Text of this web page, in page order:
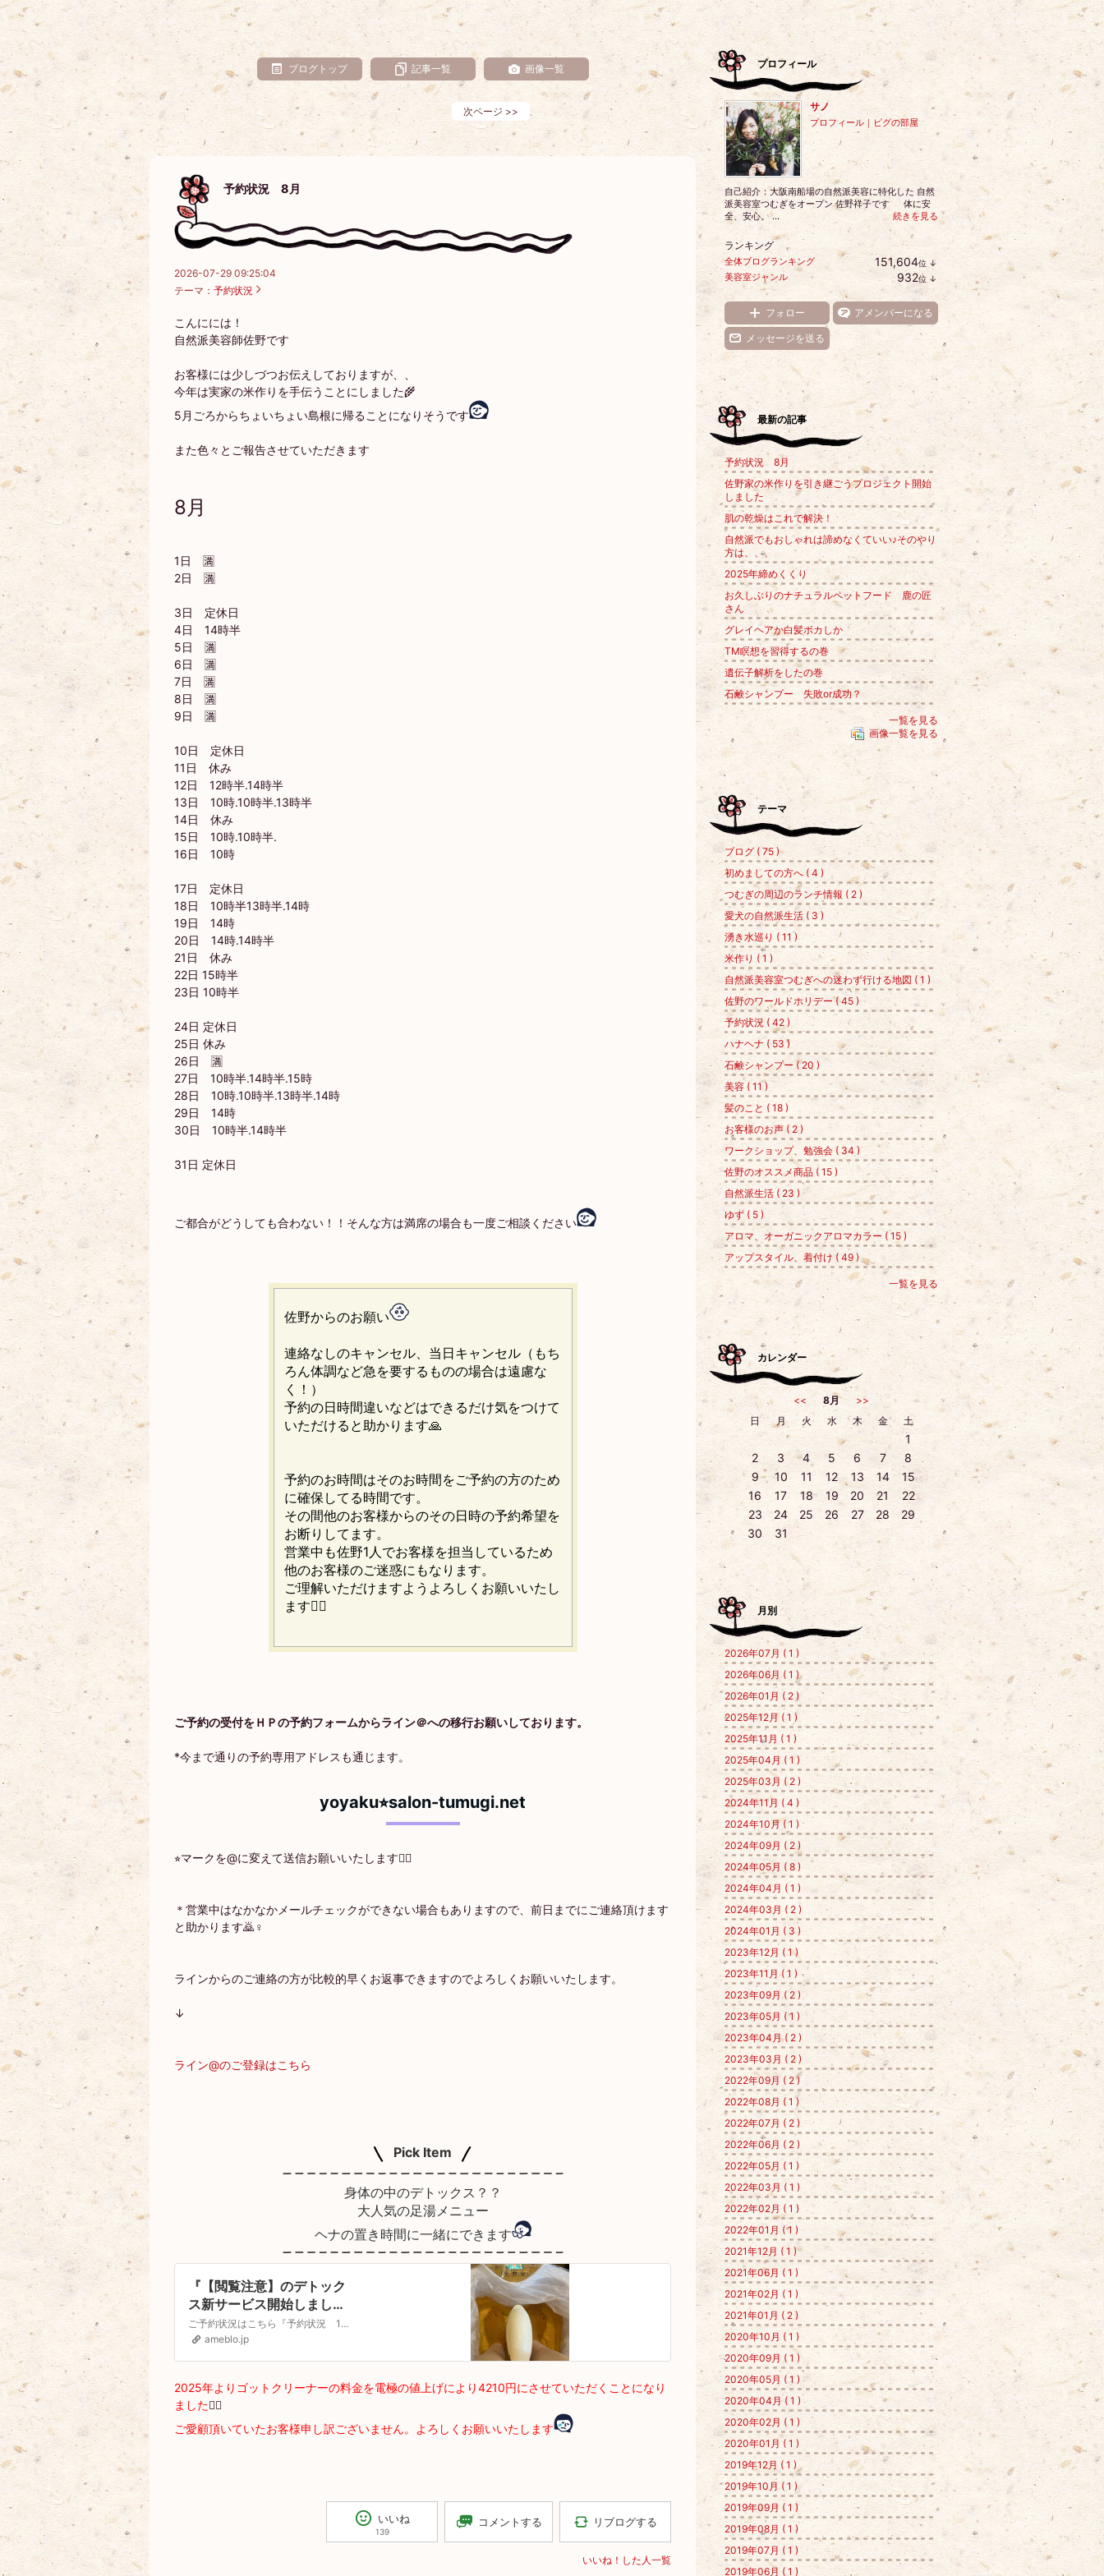
ブログトップ 記事一覧 画像一覧
次ページ >>
予約状況 8月
2026-07-29 09:25:04
テーマ： 予約状況
こんにには！
自然派美容師佐野です
お客様には少しづつお伝えしておりますが、、
今年は実家の米作りを手伝うことにしました🌾
5月ごろからちょいちょい島根に帰ることになりそうです
また色々とご報告させていただきます
8月
1日 🈵
2日 🈵
3日 定休日
4日 14時半
5日 🈵
6日 🈵
7日 🈵
8日 🈵
9日 🈵
10日 定休日
11日 休み
12日 12時半.14時半
13日 10時.10時半.13時半
14日 休み
15日 10時.10時半.
16日 10時
17日 定休日
18日 10時半13時半.14時
19日 14時
20日 14時.14時半
21日 休み
22日 15時半
23日 10時半
24日 定休日
25日 休み
26日 🈵
27日 10時半.14時半.15時
28日 10時.10時半.13時半.14時
29日 14時
30日 10時半.14時半
31日 定休日
ご都合がどうしても合わない！！そんな方は満席の場合も一度ご相談ください
佐野からのお願い
連絡なしのキャンセル、当日キャンセル（もち
ろん体調など急を要するものの場合は遠慮な
く！）
予約の日時間違いなどはできるだけ気をつけて
いただけると助かります🙏
予約のお時間はそのお時間をご予約の方のため
に確保してる時間です。
その間他のお客様からのその日時の予約希望を
お断りしてます。
営業中も佐野1人でお客様を担当しているため
他のお客様のご迷惑にもなります。
ご理解いただけますようよろしくお願いいたし
ます🙇‍♀️
ご予約の受付をＨＰの予約フォームからライン＠への移行お願いしております。
*今まで通りの予約専用アドレスも通じます。
yoyaku⭐︎​salon-tumugi.net
⭐︎マークを@に変えて送信お願いいたします🙇‍♀️
＊営業中はなかなかメールチェックができない場合もありますので、前日までにご連絡頂けます
と助かります🙇♀️
ラインからのご連絡の方が比較的早くお返事できますのでよろしくお願いいたします。
↓
ライン@のご登録はこちら
Pick Item
身体の中のデトックス？？
大人気の足湯メニュー
ヘナの置き時間に一緒にできます
『【閲覧注意】のデトック
ス新サービス開始しまし
た』
ご予約状況はこちら『予約状況 1月』明けましておめでとうございます。自然派美容師佐野です。2020年はとっても大変な年でしたが、応援してくださる皆さまのお陰で…
ameblo.jp
2025年よりゴットクリーナーの料金を電極の値上げにより4210円にさせていただくことになり
ました🙇‍♀️
ご愛顧頂いていたお客様申し訳ございません。よろしくお願いいたします
いいね
139
コメントする リブログする
いいね！した人一覧
プロフィール
サノ
プロフィール ｜ ピグの部屋
自己紹介：大阪南船場の自然派美容に特化した 自然
派美容室つむぎをオープン 佐野祥子です 体に安
全、安心。 ...
続きを見る
ランキング
全体ブログランキング 151,604位 ↓
キ
ン
美容室ジャンル 932位 ↓
ン
下
降
フォロー アメンバーになる
メッセージを送る
最新の記事
予約状況 8月
佐野家の米作りを引き継ごうプロジェクト開始
しました
肌の乾燥はこれで解決！
自然派でもおしゃれは諦めなくていい♪そのやり
方は、、、
2025年締めくくり
お久しぶりのナチュラルペットフード 鹿の匠
さん
グレイヘアか白髪ボカしか
TM瞑想を習得するの巻
遺伝子解析をしたの巻
石鹸シャンプー 失敗or成功？
一覧を見る
画像一覧を見る
テーマ
ブログ ( 75 )
初めましての方へ ( 4 )
つむぎの周辺のランチ情報 ( 2 )
愛犬の自然派生活 ( 3 )
湧き水巡り ( 11 )
米作り ( 1 )
自然派美容室つむぎへの迷わず行ける地図 ( 1 )
佐野のワールドホリデー ( 45 )
予約状況 ( 42 )
ハナヘナ ( 53 )
石鹸シャンプー ( 20 )
美容 ( 11 )
髪のこと ( 18 )
お客様のお声 ( 2 )
ワークショップ、勉強会 ( 34 )
佐野のオススメ商品 ( 15 )
自然派生活 ( 23 )
ゆず ( 5 )
アロマ、オーガニックアロマカラー ( 15 )
アップスタイル、着付け ( 49 )
一覧を見る
カレンダー
<< 8月
>>
日
月 火 水 木 金 土
1
2
3 4 5 6 7
8
9
10 11 12 13 14
15
16
17 18 19 20 21
22
23
24 25 26 27 28
29
30
31
月別
2026年07月 ( 1 )
2026年06月 ( 1 )
2026年01月 ( 2 )
2025年12月 ( 1 )
2025年11月 ( 1 )
2025年04月 ( 1 )
2025年03月 ( 2 )
2024年11月 ( 4 )
2024年10月 ( 1 )
2024年09月 ( 2 )
2024年05月 ( 8 )
2024年04月 ( 1 )
2024年03月 ( 2 )
2024年01月 ( 3 )
2023年12月 ( 1 )
2023年11月 ( 1 )
2023年09月 ( 2 )
2023年05月 ( 1 )
2023年04月 ( 2 )
2023年03月 ( 2 )
2022年09月 ( 2 )
2022年08月 ( 1 )
2022年07月 ( 2 )
2022年06月 ( 2 )
2022年05月 ( 1 )
2022年03月 ( 1 )
2022年02月 ( 1 )
2022年01月 ( 1 )
2021年12月 ( 1 )
2021年06月 ( 1 )
2021年02月 ( 1 )
2021年01月 ( 2 )
2020年10月 ( 1 )
2020年09月 ( 1 )
2020年05月 ( 1 )
2020年04月 ( 1 )
2020年02月 ( 1 )
2020年01月 ( 1 )
2019年12月 ( 1 )
2019年10月 ( 1 )
2019年09月 ( 1 )
2019年08月 ( 1 )
2019年07月 ( 1 )
2019年06月 ( 1 )